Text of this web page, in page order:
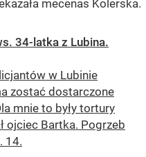
mecenas Kolerska.
34-latka z Lubina.
w Lubinie
zostać dostarczone
mnie to były tortury
ojciec Bartka. Pogrzeb
14.